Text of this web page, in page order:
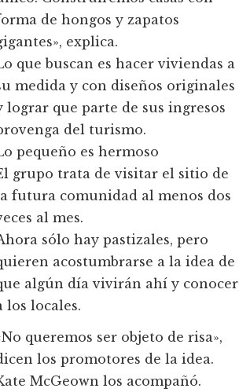
de hongos y zapatos
explica.
que buscan es hacer viviendas a
medida y con diseños originales
lograr que parte de sus ingresos
del turismo.
pequeño es hermoso
grupo trata de visitar el sitio de
futura comunidad al menos dos
al mes.
sólo hay pastizales, pero
acostumbrarse a la idea de
algún día vivirán ahí y conocer
los locales.
queremos ser objeto de risa»,
los promotores de la idea.
McGeown los acompañó.